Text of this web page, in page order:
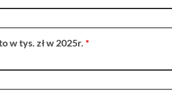
w tys. zł w 2025r.*